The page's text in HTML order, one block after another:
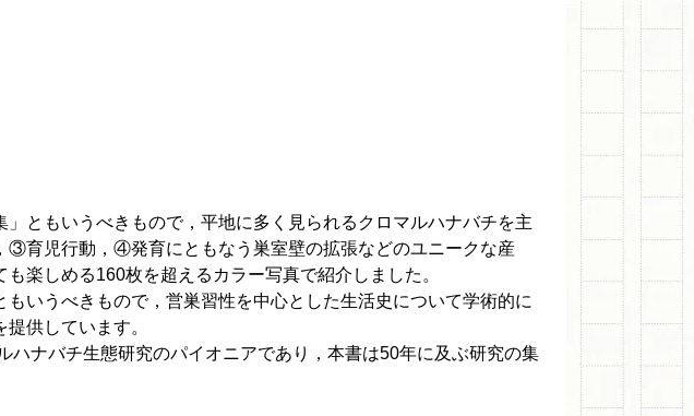
」ともいうべきもので，平地に多く見られるクロマルハナバチを主
育児行動，④発育にともなう巣室壁の拡張などのユニークな産
楽しめる160枚を超えるカラー写真で紹介しました。
いうべきもので，営巣習性を中心とした生活史について学術的に
供しています。
ハナバチ生態研究のパイオニアであり，本書は50年に及ぶ研究の集